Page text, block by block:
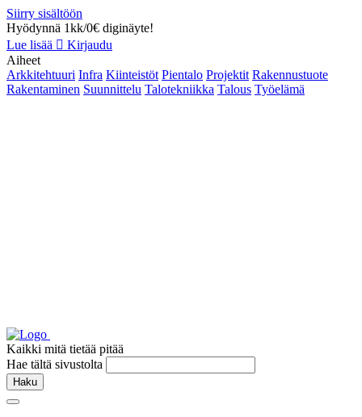
Siirry sisältöön
Hyödynnä 1kk/0€ diginäyte!
Lue lisää
Kirjaudu
Aiheet
Arkkitehtuuri Infra Kiinteistöt Pientalo Projektit Rakennustuote
Rakentaminen Suunnittelu Talotekniikka Talous Työelämä
Kaikki mitä tietää pitää
Hae tältä sivustolta
Haku